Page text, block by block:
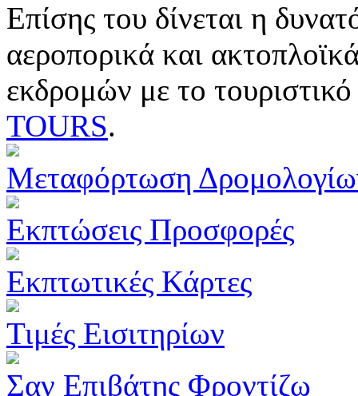
Επίσης του δίνεται η
αεροπορικά και
εκδρομών με το
TOURS.
Μεταφόρτωση
Εκπτώσεις Προσφορές
Εκπτωτικές Κάρτες
Τιμές Εισιτηρίων
Σαν Επιβάτης Φροντίζω